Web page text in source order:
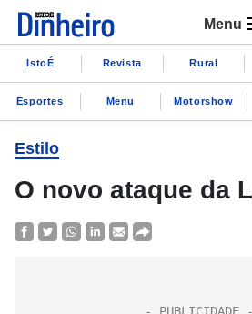
Menu
IstoÉ Revista Rural
Esportes Menu Motorshow
Estilo
O novo ataque da